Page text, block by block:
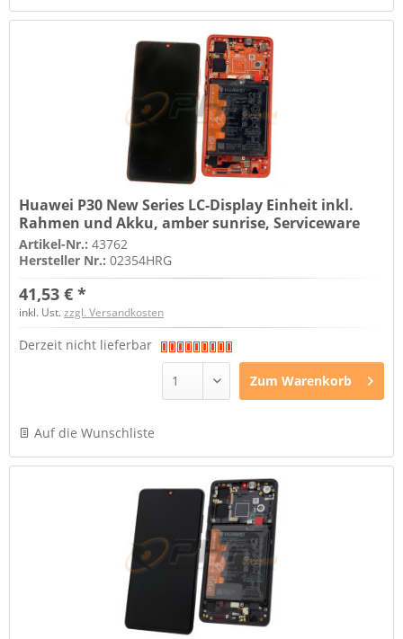
Huawei P30 New Series LC-Display Einheit inkl.
Rahmen und Akku, amber sunrise, Serviceware
Artikel-Nr.:43762
Hersteller Nr.:02354HRG
41,53 € *
inkl. Ust.zzgl. Versandkosten
Derzeit nicht lieferbar
Zum Warenkorb
Auf die Wunschliste